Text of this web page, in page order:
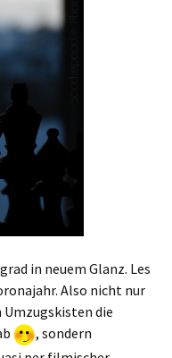
in neuem Glanz. Les
Also nicht nur
die
, sondern